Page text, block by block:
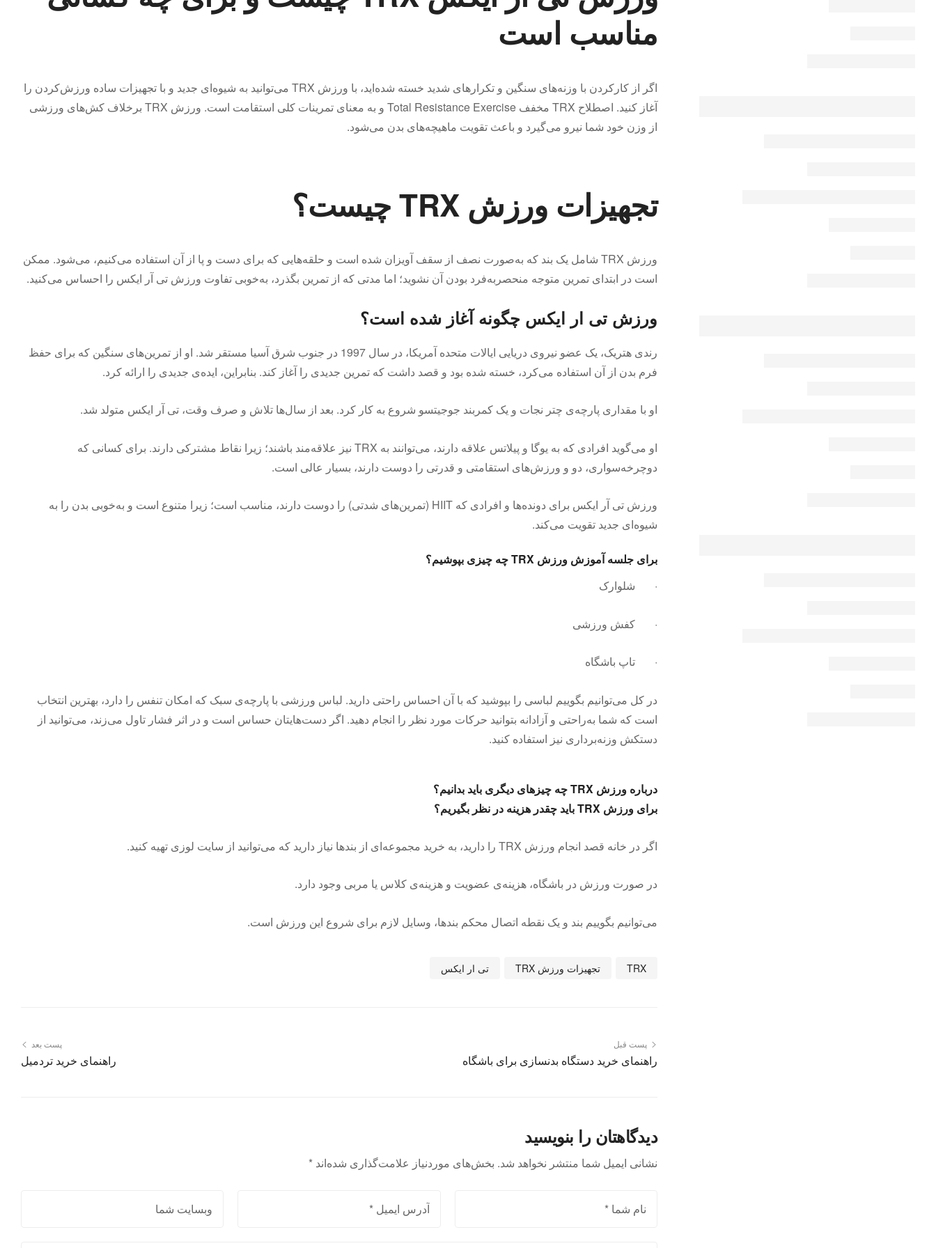
مناسب است
اگر از کارکردن با وزنه‌های سنگین و تکرار‌های شدید خسته شده‌اید، با ورزش TRX می‌توانید به شیوه‌ای جدید و با تجهیزات ساده ورزش‌کردن را
آغاز کنید. اصطلاح TRX مخفف Total Resistance Exercise و به معنای تمرینات کلی استقامت است. ورزش TRX برخلاف کش‌های ورزشی
از وزن خود شما نیرو می‌گیرد و باعث تقویت ماهیچه‌های بدن می‌شود.
تجهیزات ورزش TRX چیست؟
ورزش TRX شامل یک بند که به‌صورت نصف از سقف آویزان شده است و حلقه‌هایی که برای دست و پا از آن استفاده می‌کنیم، می‌شود. ممکن
است در ابتدای تمرین متوجه منحصربه‌فرد بودن آن نشوید؛ اما مدتی که از تمرین بگذرد، به‌خوبی تفاوت ورزش تی آر ایکس را احساس می‌کنید.
ورزش تی ار ایکس چگونه آغاز شده است؟
رندی هتریک، یک عضو نیروی دریایی ایالات متحده آمریکا، در سال 1997 در جنوب شرق آسیا مستقر شد. او از تمرین‌های سنگین که برای حفظ
فرم بدن از آن استفاده می‌کرد، خسته شده بود و قصد داشت که تمرین جدیدی را آغاز کند. بنابراین، ایده‌ی جدیدی را ارائه کرد.
او با مقداری پارچه‌ی چتر نجات و یک کمربند جوجیتسو شروع به کار کرد. بعد از سال‌ها تلاش و صرف وقت، تی آر ایکس متولد شد.
او می‌گوید افرادی که به یوگا و پیلاتس علاقه دارند، می‌توانند به TRX نیز علاقه‌مند باشند؛ زیرا نقاط مشترکی دارند. برای کسانی که
دوچرخه‌سواری، دو و ورزش‌های استقامتی و قدرتی را دوست دارند، بسیار عالی است.
ورزش تی آر ایکس برای دونده‌ها و افرادی که HIIT (تمرین‌های شدتی) را دوست دارند، مناسب است؛ زیرا متنوع است و به‌خوبی بدن را به
شیوه‌ای جدید تقویت می‌کند.
برای جلسه آموزش ورزش TRX چه چیزی بپوشیم؟
· شلوارک
· کفش ورزشی
· تاپ باشگاه
در کل می‌توانیم بگوییم لباسی را بپوشید که با آن احساس راحتی دارید. لباس ورزشی با پارچه‌ی سبک که امکان تنفس را دارد، بهترین انتخاب
است که شما به‌راحتی و آزادانه بتوانید حرکات مورد نظر را انجام دهید. اگر دست‌هایتان حساس است و در اثر فشار تاول می‌زند، می‌توانید از
دستکش وزنه‌برداری نیز استفاده کنید.
درباره ورزش TRX چه چیزهای دیگری باید بدانیم؟
برای ورزش TRX باید چقدر هزینه در نظر بگیریم؟
اگر در خانه قصد انجام ورزش TRX را دارید، به خرید مجموعه‌ای از بندها نیاز دارید که می‌توانید از سایت لوزی تهیه کنید.
در صورت ورزش در باشگاه، هزینه‌ی عضویت و هزینه‌ی کلاس یا مربی وجود دارد.
می‌‎توانیم بگوییم بند و یک نقطه اتصال محکم بندها، وسایل لازم برای شروع این ورزش است.
TRX تجهیزات ورزش TRX تی ار ایکس
پست قبل
راهنمای خرید دستگاه بدنسازی برای باشگاه
پست بعد
راهنمای خرید تردمیل
دیدگاهتان را بنویسید
نشانی ایمیل شما منتشر نخواهد شد. بخش‌های موردنیاز علامت‌گذاری شده‌اند *